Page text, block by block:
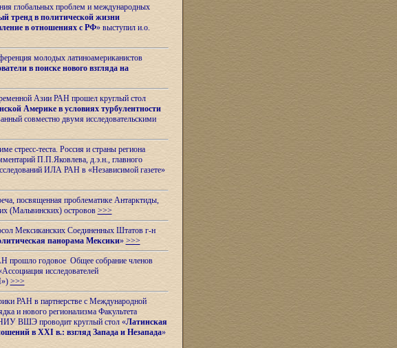
глобальных проблем и международных
тренд в политической жизни
в отношениях с РФ» выступил и.о.
молодых латиноамериканистов
в поиске нового взгляда на
Азии РАН прошел круглый стол
Америке в условиях турбулентности
совместно двумя исследовательскими
стресс-теста. Россия и страны региона
П.П.Яковлева, д.э.н., главного
ИЛА РАН в «Независимой газете»
посвященная проблематике Антарктиды,
(Мальвинских) островов >>>
Мексиканских Соединенных Штатов г-н
панорама Мексики» >>>
прошло годовое Общее собрание членов
исследователей
>>>
РАН в партнерстве с Международной
и нового регионализма Факультета
ВШЭ проводит круглый стол «Латинская
в XXI в.: взгляд Запада и Незапада»